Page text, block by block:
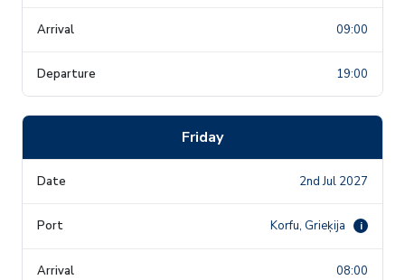
09:00
19:00
Friday
2nd Jul 2027
Korfu, Grieķija i
08:00